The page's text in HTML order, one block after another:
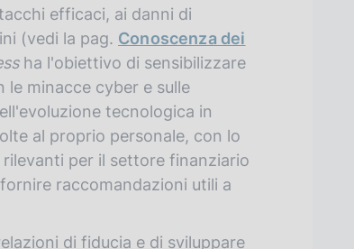
efficaci, ai danni di
(vedi la pag. Conoscenza dei
ha l'obiettivo di sensibilizzare
le minacce cyber e sulle
tecnologica in
al proprio personale, con lo
per il settore finanziario
raccomandazioni utili a
di fiducia e di sviluppare